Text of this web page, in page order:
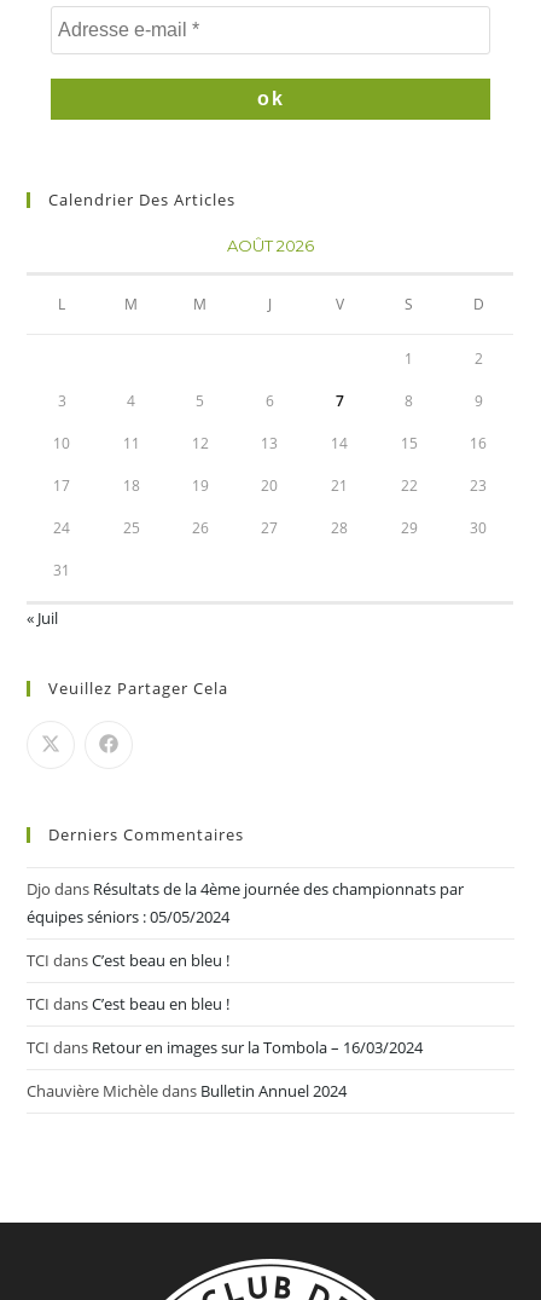
Calendrier Des Articles
AOÛT 2026
L M M J V S D
1 2
3 4 5 6 7 8 9
10 11 12 13 14 15 16
17 18 19 20 21 22 23
24 25 26 27 28 29 30
31
« Juil
Veuillez Partager Cela
Derniers Commentaires
Djo dans Résultats de la 4ème journée des championnats par
équipes séniors : 05/05/2024
TCI dansC’est beau en bleu !
TCI dansC’est beau en bleu !
TCI dans Retour en images sur la Tombola – 16/03/2024
Chauvière Michèledans Bulletin Annuel 2024